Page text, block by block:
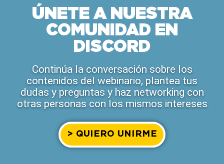
ÚNETE A NUESTRA
COMUNIDAD EN
DISCORD
Continúa la conversación sobre los
contenidos del webinario, plantea tus
dudas y preguntas y haz networking con
otras personas con los mismos intereses
> QUIERO UNIRME